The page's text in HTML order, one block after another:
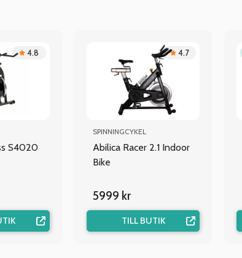
4.8
S4020
4.7
SPINNINGCYKEL
Abilica Racer 2.1 Indoor
Bike
5999 kr
TILL BUTIK